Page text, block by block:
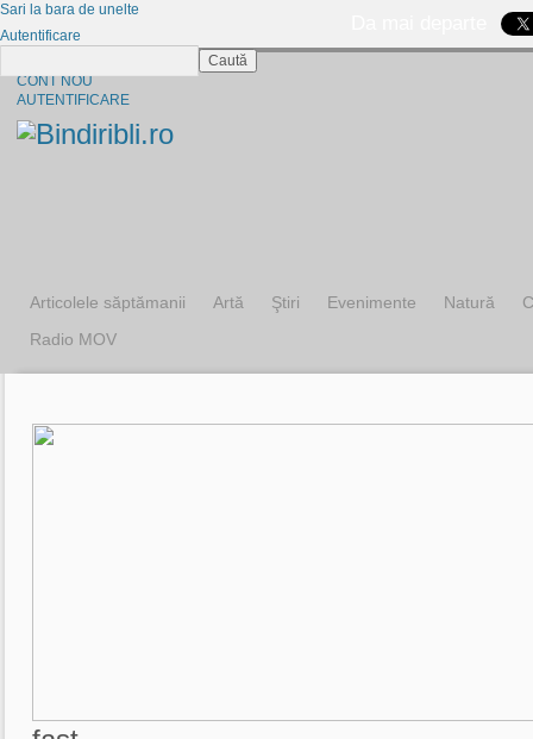
CONT NOU
AUTENTIFICARE
Articolele săptămanii Artă Ştiri Evenimente Natură
Radio MOV
Sari la bara de unelte
Autentificare
Caută